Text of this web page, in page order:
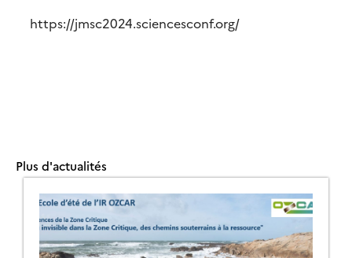
https://jmsc2024.sciencesconf.org/
Plus d'actualités